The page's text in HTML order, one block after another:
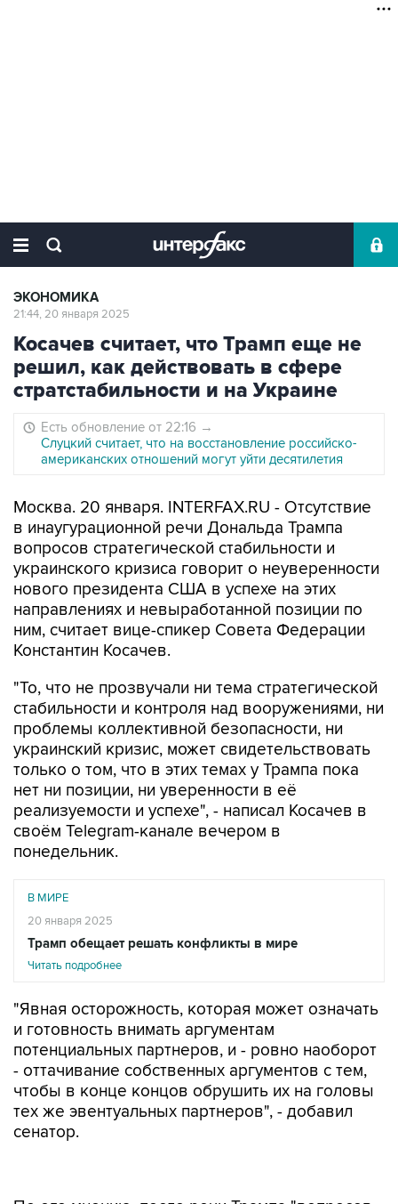
ЭКОНОМИКА
21:44, 20 января 2025
Косачев считает, что Трамп еще не
решил, как действовать в сфере
стратстабильности и на Украине
Есть обновление от 22:16 →
Слуцкий считает, что на восстановление российско-
американских отношений могут уйти десятилетия
Москва. 20 января. INTERFAX.RU - Отсутствие
в инаугурационной речи Дональда Трампа
вопросов стратегической стабильности и
украинского кризиса говорит о неуверенности
нового президента США в успехе на этих
направлениях и невыработанной позиции по
ним, считает вице-спикер Совета Федерации
Константин Косачев.
"То, что не прозвучали ни тема стратегической
стабильности и контроля над вооружениями, ни
проблемы коллективной безопасности, ни
украинский кризис, может свидетельствовать
только о том, что в этих темах у Трампа пока
нет ни позиции, ни уверенности в её
реализуемости и успехе", - написал Косачев в
своём Telegram-канале вечером в
понедельник.
В МИРЕ
20 января 2025
Трамп обещает решать конфликты в мире
Читать подробнее
"Явная осторожность, которая может означать
и готовность внимать аргументам
потенциальных партнеров, и - ровно наоборот
- оттачивание собственных аргументов с тем,
чтобы в конце концов обрушить их на головы
тех же эвентуальных партнеров", - добавил
сенатор.